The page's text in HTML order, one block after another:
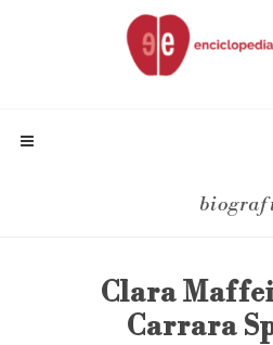
Clara
Carrara